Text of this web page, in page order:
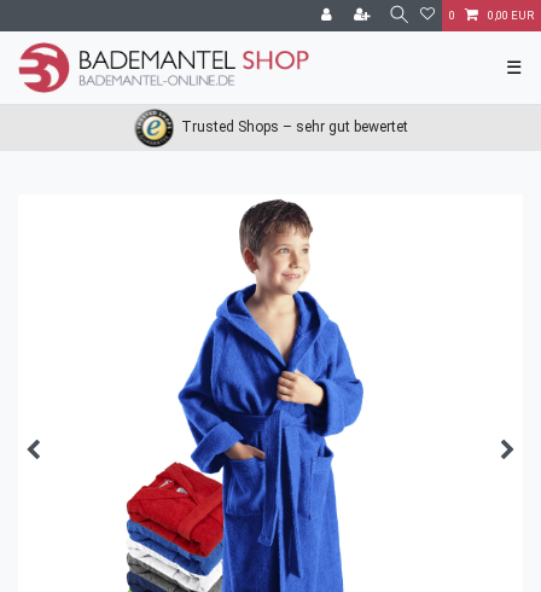
0 0,00 EUR
☰
Trusted Shops – sehr gut bewertet